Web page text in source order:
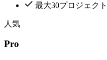
最大30プロジェク
人気
Pro